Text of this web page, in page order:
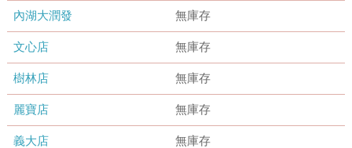
內湖大潤發 無庫存
文心店 無庫存
樹林店 無庫存
麗寶店 無庫存
義大店 無庫存